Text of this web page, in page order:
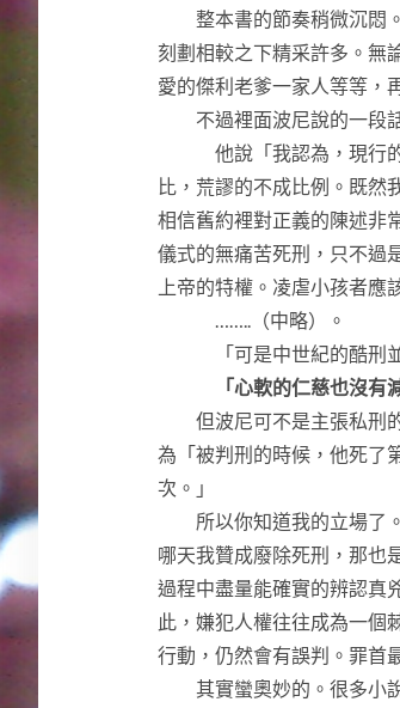
整本書的節奏稍微沉悶。
刻劃相較之下精采許多。無
愛的傑利老爹一家人等等，
不過裡面波尼說的一段話
他說「我認為，現行的笨
比，荒謬的不成比例。既然
相信舊約裡對正義的陳述非
儀式的無痛苦死刑，只不過
上帝的特權。凌虐小孩者應
……..（中略）。
「可是中世紀的酷刑並
「心軟的仁慈也沒有
但波尼可不是主張私刑的
為「被判刑的時候，他死了
次。」
所以你知道我的立場了。
哪天我贊成廢除死刑，那也
過程中盡量能確實的辨認真
此，嫌犯人權往往成為一個
行動，仍然會有誤判。罪首
其實蠻奧妙的。很多小說